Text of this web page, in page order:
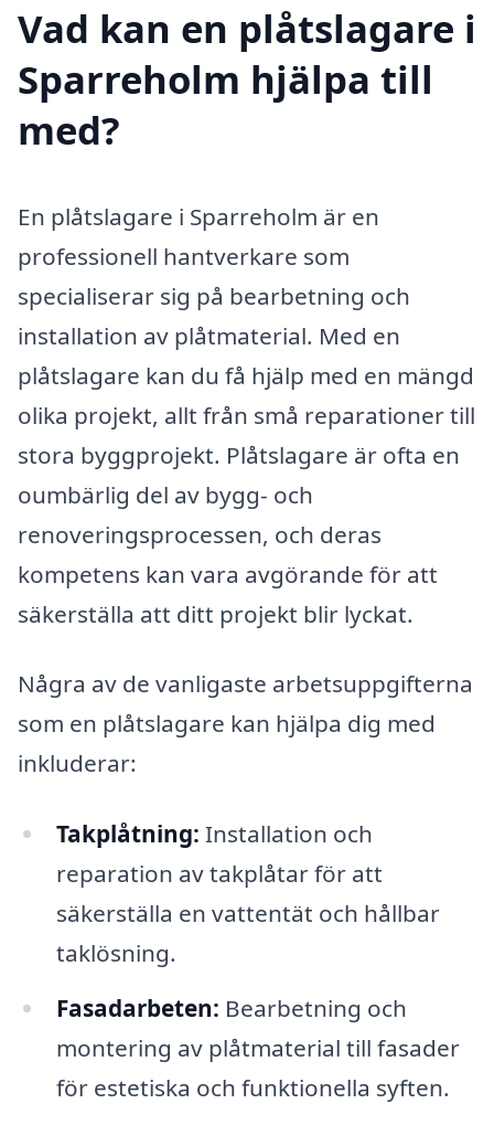
Vad kan en plåtslagare i
Sparreholm hjälpa till
med?
En plåtslagare i Sparreholm är en
professionell hantverkare som
specialiserar sig på bearbetning och
installation av plåtmaterial. Med en
plåtslagare kan du få hjälp med en mängd
olika projekt, allt från små reparationer till
stora byggprojekt. Plåtslagare är ofta en
oumbärlig del av bygg- och
renoveringsprocessen, och deras
kompetens kan vara avgörande för att
säkerställa att ditt projekt blir lyckat.
Några av de vanligaste arbetsuppgifterna
som en plåtslagare kan hjälpa dig med
inkluderar:
Takplåtning: Installation och
reparation av takplåtar för att
säkerställa en vattentät och hållbar
taklösning.
Fasadarbeten: Bearbetning och
montering av plåtmaterial till fasader
för estetiska och funktionella syften.